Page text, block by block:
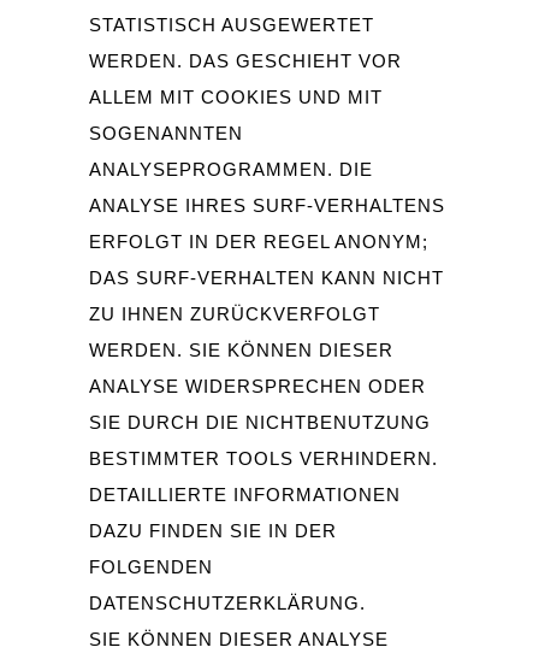
STATISTISCH AUSGEWERTET
WERDEN. DAS GESCHIEHT VOR
ALLEM MIT COOKIES UND MIT
SOGENANNTEN
ANALYSEPROGRAMMEN. DIE
ANALYSE IHRES SURF-VERHALTENS
ERFOLGT IN DER REGEL ANONYM;
DAS SURF-VERHALTEN KANN NICHT
ZU IHNEN ZURÜCKVERFOLGT
WERDEN. SIE KÖNNEN DIESER
ANALYSE WIDERSPRECHEN ODER
SIE DURCH DIE NICHTBENUTZUNG
BESTIMMTER TOOLS VERHINDERN.
DETAILLIERTE INFORMATIONEN
DAZU FINDEN SIE IN DER
FOLGENDEN
DATENSCHUTZERKLÄRUNG.
SIE KÖNNEN DIESER ANALYSE